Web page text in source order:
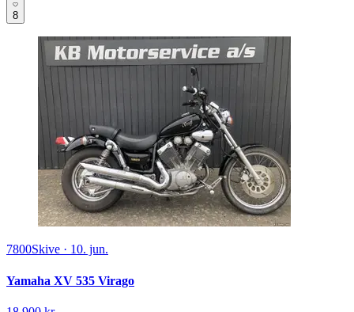
8
7800Skive · 10. jun.
Yamaha XV 535 Virago